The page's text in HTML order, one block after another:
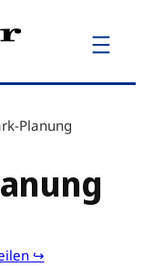
Planung
↪